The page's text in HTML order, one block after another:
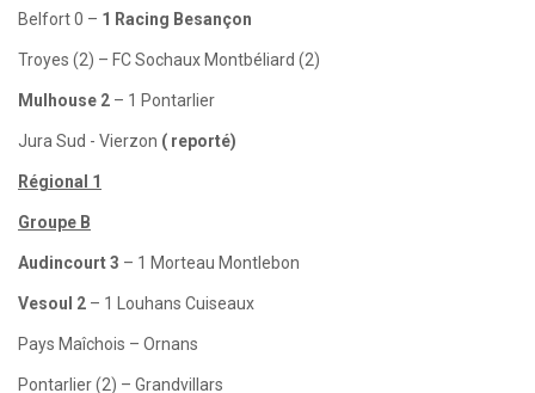
Belfort 0 – 1 Racing Besançon
Troyes (2) – FC Sochaux Montbéliard (2)
Mulhouse 2 – 1 Pontarlier
Jura Sud - Vierzon ( reporté)
Régional 1
Groupe B
Audincourt 3 – 1 Morteau Montlebon
Vesoul 2 – 1 Louhans Cuiseaux
Pays Maîchois – Ornans
Pontarlier (2) – Grandvillars